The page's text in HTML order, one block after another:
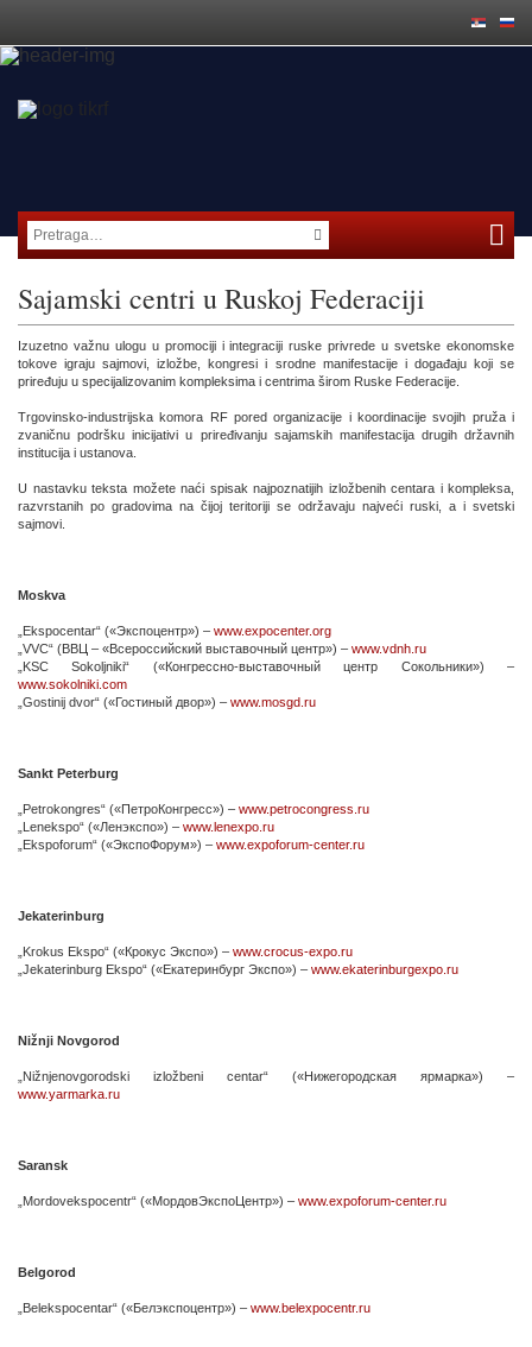
Sajamski centri u Ruskoj Federaciji
Izuzetno važnu ulogu u promociji i integraciji ruske privrede u svetske ekonomske
tokove igraju sajmovi, izložbe, kongresi i srodne manifestacije i događaju koji se
priređuju u specijalizovanim kompleksima i centrima širom Ruske Federacije.
Trgovinsko-industrijska komora RF pored organizacije i koordinacije svojih pruža i
zvaničnu podršku inicijativi u priređivanju sajamskih manifestacija drugih državnih
institucija i ustanova.
U nastavku teksta možete naći spisak najpoznatijih izložbenih centara i kompleksa,
razvrstanih po gradovima na čijoj teritoriji se održavaju najveći ruski, a i svetski
sajmovi.
Moskva
„Ekspocentar“ («Экспоцентр») – www.expocenter.org
„VVC“ (ВВЦ – «Всероссийский выставочный центр») – www.vdnh.ru
„KSC Sokoljniki“ («Конгрессно-выставочный центр Сокольники») –
www.sokolniki.com
„Gostinij dvor“ («Гостиный двор») – www.mosgd.ru
Sankt Peterburg
„Petrokongres“ («ПетроКонгресс») – www.petrocongress.ru
„Lenekspo“ («Ленэкспо») – www.lenexpo.ru
„Ekspoforum“ («ЭкспоФорум») – www.expoforum-center.ru
Jekaterinburg
„Krokus Ekspo“ («Крокус Экспо») – www.crocus-expo.ru
„Jekaterinburg Ekspo“ («Екатеринбург Экспо») – www.ekaterinburgexpo.ru
Nižnji Novgorod
„Nižnjenovgorodski izložbeni centar“ («Нижегородская ярмарка») –
www.yarmarka.ru
Saransk
„Mordovekspocentr“ («МордовЭкспоЦентр») – www.expoforum-center.ru
Belgorod
„Belekspocentar“ («Белэкспоцентр») – www.belexpocentr.ru